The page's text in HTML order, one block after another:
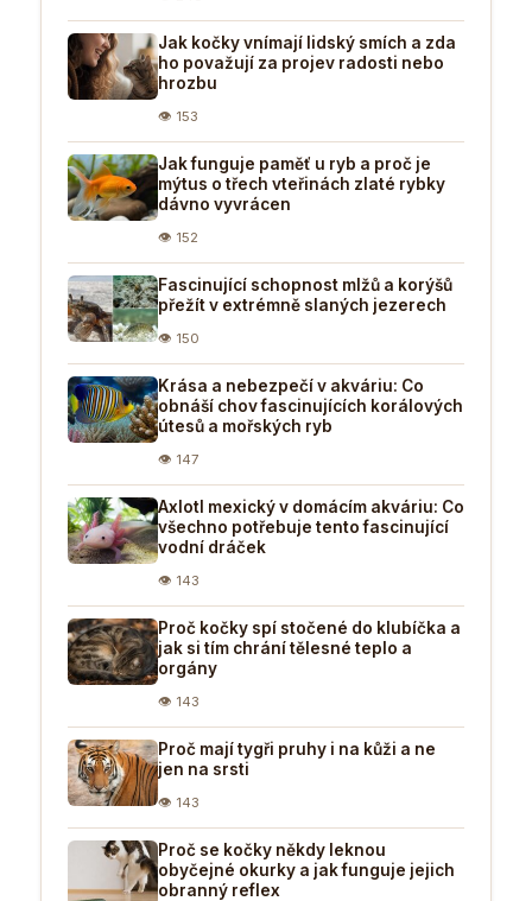
Jak kočky vnímají lidský smích a zda
ho považují za projev radosti nebo
hrozbu
👁 153
Jak funguje paměť u ryb a proč je
mýtus o třech vteřinách zlaté rybky
dávno vyvrácen
👁 152
Fascinující schopnost mlžů a korýšů
přežít v extrémně slaných jezerech
👁 150
Krása a nebezpečí v akváriu: Co
obnáší chov fascinujících korálových
útesů a mořských ryb
👁 147
Axlotl mexický v domácím akváriu: Co
všechno potřebuje tento fascinující
vodní dráček
👁 143
Proč kočky spí stočené do klubíčka a
jak si tím chrání tělesné teplo a
orgány
👁 143
Proč mají tygři pruhy i na kůži a ne
jen na srsti
👁 143
Proč se kočky někdy leknou
obyčejné okurky a jak funguje jejich
obranný reflex